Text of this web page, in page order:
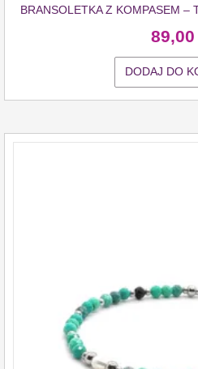
BRANSOLETKA Z KOMPASEM –
89,00
DODAJ DO